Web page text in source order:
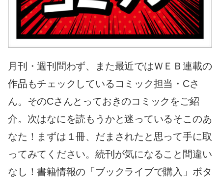
月刊・週刊問わず、また最近ではＷＥＢ連載の
作品もチェックしているコミック担当・Cさ
ん。そのCさんとっておきのコミックをご紹
介。次はなにを読もうかと迷っているそこのあ
なた！まずは１冊、だまされたと思って手に取
ってみてください。続刊が気になること間違い
なし！書籍情報の「ブックライブで購入」ボタ